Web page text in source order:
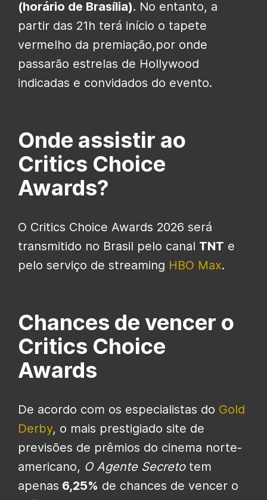
(horário de Brasília). No entanto, a
partir das 21h terá início o tapete
vermelho da premiação,por onde
passarão estrelas de Hollywood
indicadas e convidados do evento.
Onde assistir ao
Critics Choice
Awards?
O Critics Choice Awards 2026 será
transmitido no Brasil pelo canal TNT e
pelo serviço de streaming HBO Max.
Chances de vencer o
Critics Choice
Awards
De acordo com os especialistas do Gold
Derby, o mais prestigiado site de
previsões de prêmios do cinema norte-
americano, O Agente Secretotem
apenas 6,25% de chances de vencer o